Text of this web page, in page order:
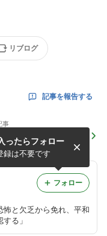
リブログ
記事を報告する
事
！憲法変えるな！
防止法はいらない！
９大阪行動
怖と欠乏から免れ、平和
る」
ったらフォロー
録は不要です
フォロー